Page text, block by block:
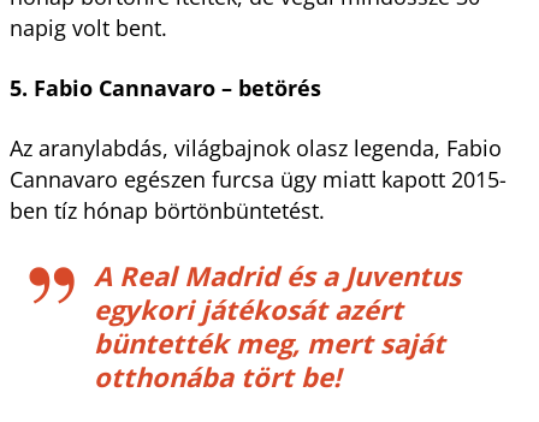
napig volt bent.
5. Fabio Cannavaro – betörés
Az aranylabdás, világbajnok olasz legenda, Fabio
Cannavaro egészen furcsa ügy miatt kapott 2015-
ben tíz hónap börtönbüntetést.
A Real Madrid és a Juventus
egykori játékosát azért
büntették meg, mert saját
otthonába tört be!